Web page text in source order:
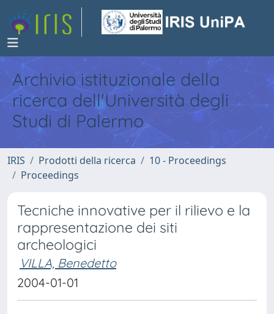
Archivio istituzionale della
ricerca dell'Università degli
Studi di Palermo
IRIS Prodotti della ricerca
10 - Proceedings
Proceedings
Tecniche innovative per il rilievo e la
rappresentazione dei siti
archeologici
VILLA, Benedetto
2004-01-01